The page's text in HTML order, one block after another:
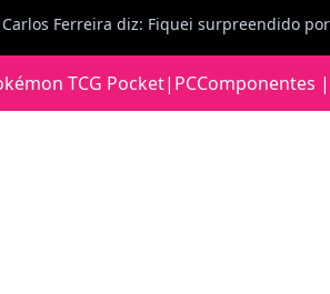
Jonas diz: Estou seriamente com vontade
TCG Pocket| PCComponentes